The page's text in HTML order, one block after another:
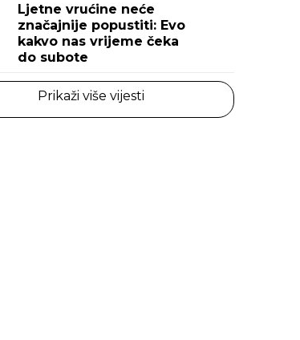
Ljetne vrućine neće
značajnije popustiti: Evo
kakvo nas vrijeme čeka
do subote
Prikaži više vijesti